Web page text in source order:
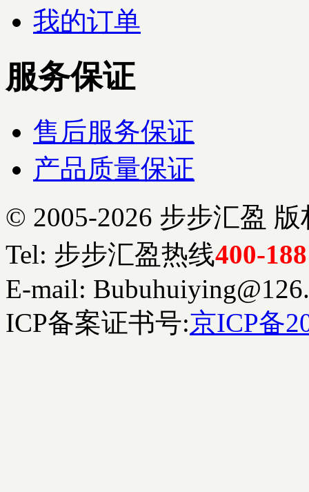
我的订单
服务保证
售后服务保证
产品质量保证
© 2005-2026 步步汇盈
Tel: 步步汇盈热线400-
E-mail:
ICP备案证书号:京ICP备